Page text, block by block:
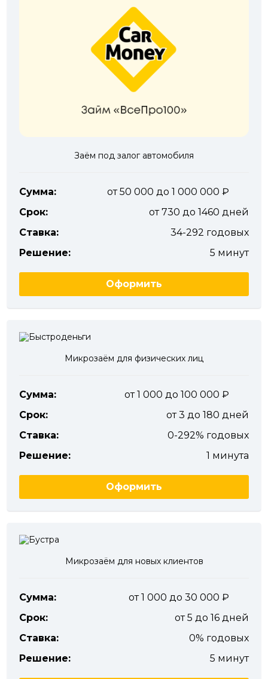
Заём под залог автомобиля
Сумма:
от 50 000 до 1 000 000
Срок:
от 730 до 1460 дней
Ставка:
34-292 годовых
Решение:
5 минут
Оформить
Микрозаём для физических лиц
Сумма:
от 1 000 до 100 000
Срок:
от 3 до 180 дней
Ставка:
0-292% годовых
Решение:
1 минута
Оформить
Микрозаём для новых клиентов
Сумма:
от 1 000 до 30 000
Срок:
от 5 до 16 дней
Ставка:
0% годовых
Решение:
5 минут